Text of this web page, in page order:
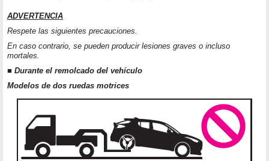
ADVERTENCIA
Respete las siguientes precauciones.
En caso contrario, se pueden producir lesiones graves o incluso
mortales.
■ Durante el remolcado del vehículo
Modelos de dos ruedas motrices